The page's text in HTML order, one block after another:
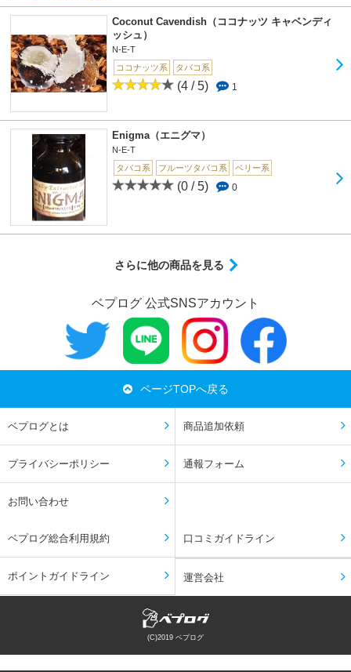
Coconut Cavendish（ココナッツ キャベンディ
ッシュ）
N-E-T
ココナッツ系
タバコ系
(4 / 5) 1
Enigma（エニグマ）
N-E-T
タバコ系
フルーツタバコ系 ベリー系
(0 / 5) 0
さらに他の商品を見る
ベプログ 公式SNSアカウント
ページTOPへ戻る
ベプログとは 商品追加依頼
プライバシーポリシー 通報フォーム
お問い合わせ
ベプログ総合利用規約 口コミガイドライン
ポイントガイドライン 運営会社
(C)2019 ベプログ